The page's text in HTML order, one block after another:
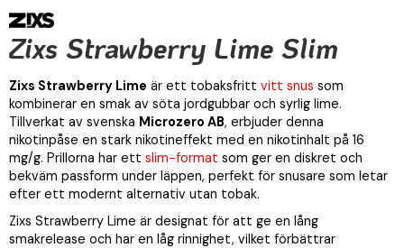
Zixs Strawberry Lime Slim
Zixs Strawberry Lime är ett tobaksfritt vitt snus som
kombinerar en smak av söta jordgubbar och syrlig lime.
Tillverkat av svenska Microzero AB, erbjuder denna
nikotinpåse en stark nikotineffekt med en nikotinhalt på 16
mg/g. Prillorna har ett slim-format som ger en diskret och
bekväm passform under läppen, perfekt för snusare som letar
efter ett modernt alternativ utan tobak.
Zixs Strawberry Lime är designat för att ge en lång
smakrelease och har en låg rinnighet, vilket förbättrar